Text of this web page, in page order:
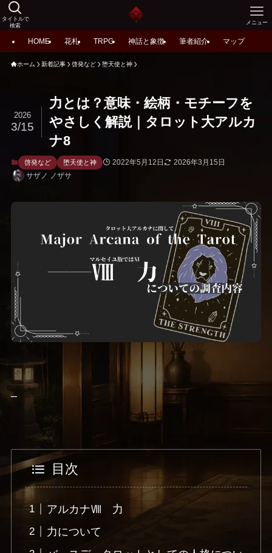
タイトルで
検索
メニュー
HOME 花札 TRPG 神話と象徴 筆者紹介 マップ
ホーム 新着記事 啓発など 堕天使と神
力とは？意味・絵柄・モチーフを
やさしく解説｜タロット大アルカ
ナ8
2026
3/15
啓発など 堕天使と神 2022年5月12日
2026年3月15日
サザノ ノザサ
–
目次
アルカナⅧ 力
力について